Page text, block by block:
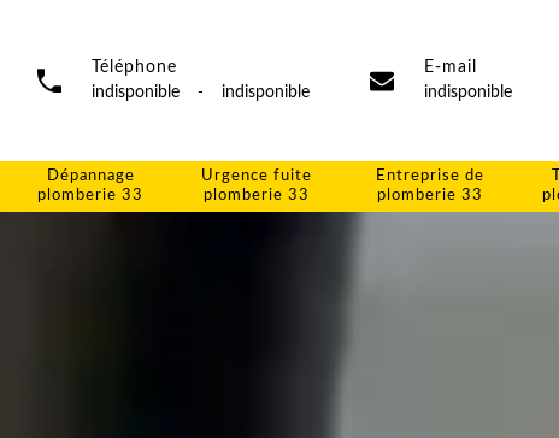
Téléphone
indisponible
- indisponible
E-mail
indisponible
Dépannage
plomberie 33
Urgence fuite
plomberie 33
Entreprise de
plomberie 33